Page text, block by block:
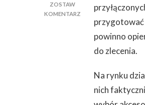
ZOSTAW
KOMENTARZ
MODERNIZACJE
INSTALACJI
ELEKTRYCZNYCH
DOBREJ
FIRMY
przygotować
powinno
do zlecenia.
Na rynku
nich